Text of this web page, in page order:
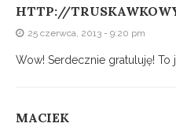
HTTP://
25 czerwca, 2013 - 9:20 pm
Wow! Serdecznie gratuluję! To
MACIEK